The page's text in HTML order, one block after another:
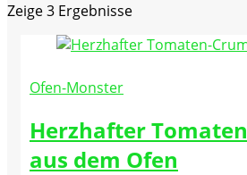
Zeige3 Ergebnisse
Ofen-Monster
Herzhafter
aus dem Ofen